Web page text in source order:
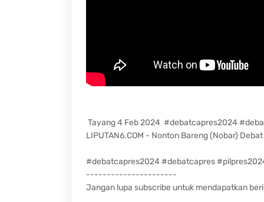
Tayang 4 Feb 2024 #debatcapres2024
LIPUTAN6.COM - Nonton Bareng (Nobar)
#debatcapres2024 #debatcapres
----------------------
Jangan lupa subscribe untuk mendapatkan